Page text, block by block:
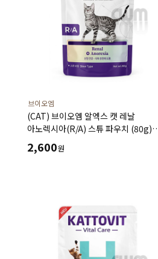
브이오엠
(CAT) 브이오엠 알엑스 캣 레날
아노렉시아(R/A) 스튜 파우치 (80g)
만성 신부전 결석 관리 식욕 부진에 도움
2,600원